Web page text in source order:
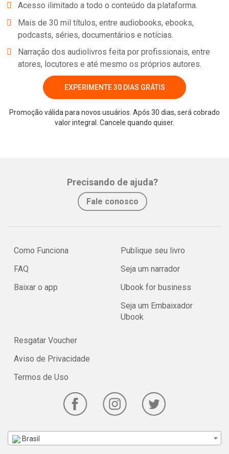
Acesso ilimitado a todo o conteúdo da plataforma.
Mais de 30 mil títulos, entre audiobooks, ebooks,
podcasts, séries, documentários e notícias.
Narração dos audiolivros feita por profissionais, entre
atores, locutores e até mesmo os próprios autores.
EXPERIMENTE 30 DIAS GRÁTIS
Promoção válida para novos usuários. Após 30 dias, será cobrado
valor integral. Cancele quando quiser.
Precisando de ajuda?
Fale conosco
Como Funciona
FAQ
Baixar o app
Publique seu livro
Seja um narrador
Ubook for business
Seja um Embaixador
Ubook
Resgatar Voucher
Aviso de Privacidade
Termos de Uso
Brasil
Whatsapp Facebook Twitter